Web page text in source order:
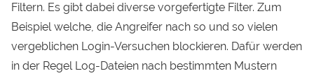
Filtern. Es gibt dabei diverse vorgefertigte Filter. Zum
Beispiel welche, die Angreifer nach so und so vielen
vergeblichen Login-Versuchen blockieren. Dafür werden
in der Regel Log-Dateien nach bestimmten Mustern